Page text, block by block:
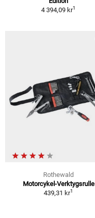
4 394,09 kr1
Rothewald
Motorcykel-Verktygsrulle
439,31 kr1